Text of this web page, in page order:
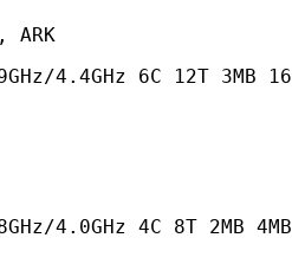
ARK
4.4GHz 6C 12T 3MB
4.0GHz 4C 8T 2MB